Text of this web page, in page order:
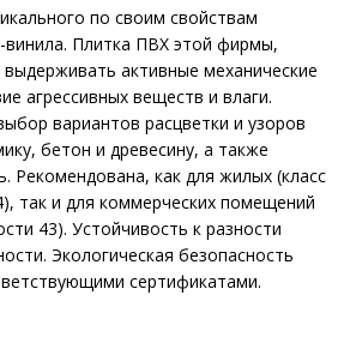
по своим свойствам
Плитка ПВХ этой фирмы,
активные механические
агрессивных веществ и влаги.
вариантов расцветки и узоров
бетон и древесину, а также
Рекомендована, как для жилых (класс
так и для коммерческих помещений
43). Устойчивость к разности
Экологическая безопасность
сертификатами.